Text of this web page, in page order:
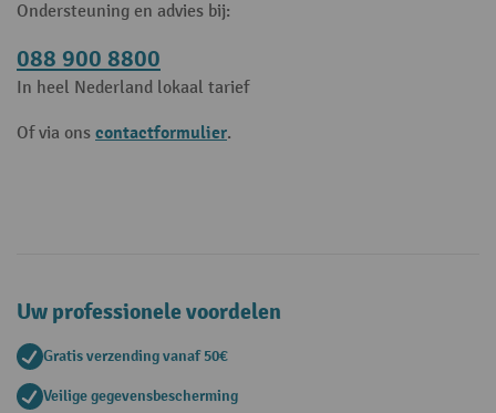
Ondersteuning en advies bij:
088 900 8800
In heel Nederland lokaal tarief
Of via ons contactformulier.
Uw professionele voordelen
Gratis verzending vanaf 50€
Veilige gegevensbescherming